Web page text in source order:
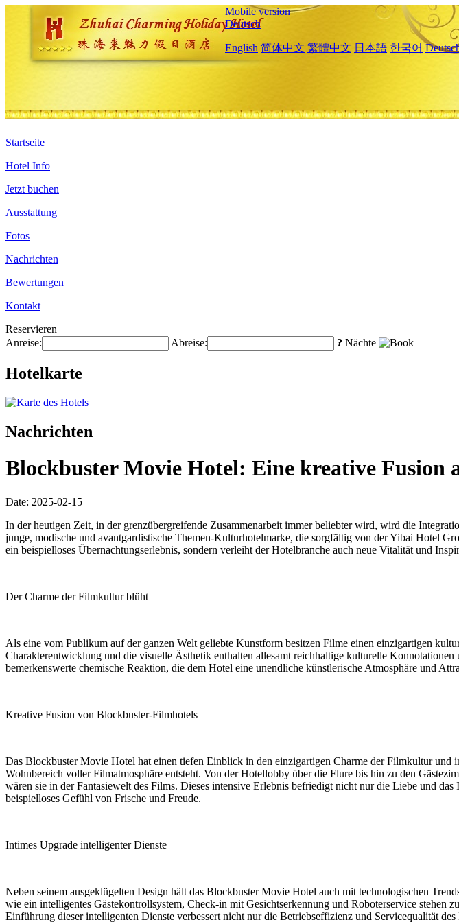
Mobile version
Deutsch
English 简体中文 繁體中文 日本語 한국어
Startseite
Hotel Info
Jetzt buchen
Ausstattung
Fotos
Nachrichten
Bewertungen
Kontakt
Reservieren
Anreise:
Abreise: ? Nächte
Hotelkarte
Nachrichten
Blockbuster Movie Hotel: Eine kreative
Date: 2025-02-15
In der heutigen Zeit, in der grenzübergreifende Zusammenarbeit immer beliebter wird, wird die
junge, modische und avantgardistische Themen-Kulturhotelmarke, die sorgfältig von der Yibai Hotel
ein beispielloses Übernachtungserlebnis, sondern verleiht der Hotelbranche auch neue Vitalität und
Der Charme der Filmkultur blüht
Als eine vom Publikum auf der ganzen Welt geliebte Kunstform besitzen Filme einen einzigartigen
Charakterentwicklung und die visuelle Ästhetik enthalten allesamt reichhaltige kulturelle
bemerkenswerte chemische Reaktion, die dem Hotel eine unendliche künstlerische Atmosphäre und
Kreative Fusion von Blockbuster-Filmhotels
Das Blockbuster Movie Hotel hat einen tiefen Einblick in den einzigartigen Charme der Filmkultur und
Wohnbereich voller Filmatmosphäre entsteht. Von der Hotellobby über die Flure bis hin zu den
wären sie in der Fantasiewelt des Films. Dieses intensive Erlebnis befriedigt nicht nur die Liebe und
beispielloses Gefühl von Frische und Freude.
Intimes Upgrade intelligenter Dienste
Neben seinem ausgeklügelten Design hält das Blockbuster Movie Hotel auch mit technologischen
wie ein intelligentes Gästekontrollsystem, Check-in mit Gesichtserkennung und Roboterservice stehen
Einführung dieser intelligenten Dienste verbessert nicht nur die Betriebseffizienz und Servicequalität